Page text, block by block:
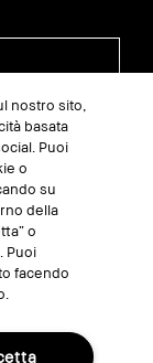
nostro sito,
basata
Puoi
o
su
della
o
Puoi
facendo